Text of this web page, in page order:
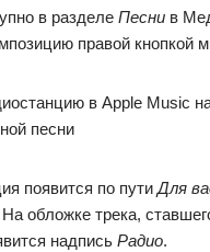
в разделе Песни в
правой кнопкой
появится по пути Для
На обложке трека,
надпись Радио.